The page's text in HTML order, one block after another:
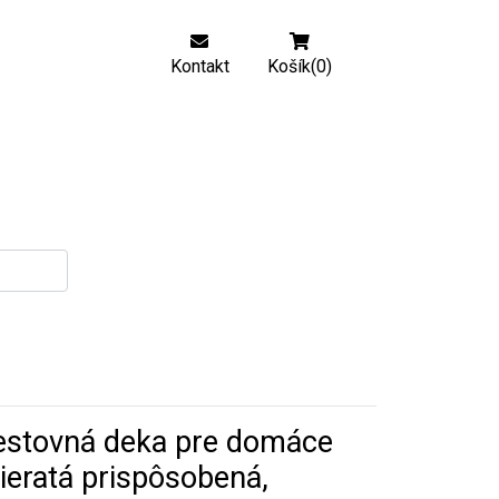
Kontakt Košík(0)
deka pre domáce
prispôsobená,